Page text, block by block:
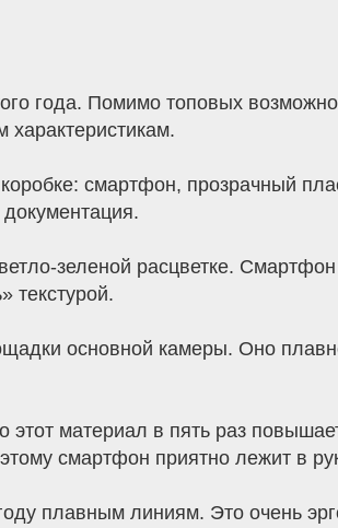
года. Помимо топовых
смартфон, прозрачный
зеленой расцветке.
текстурой.
основной камеры. Оно
этот материал в пять раз
смартфон приятно лежит в
плавным линиям. Это очень